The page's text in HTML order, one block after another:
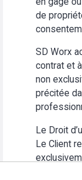
de
SD Worx
contrat et
non
précitée
Le Droit
Le Client
Web. Le